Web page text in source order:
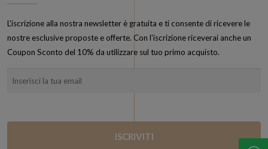
L'iscrizione alla nostra newsletter è gratuita e ti consente di ricevere le
nostre esclusive proposte e offerte. Con l'iscrizione riceverai anche un
Coupon Sconto del 10% da utilizzare sul tuo primo acquisto.